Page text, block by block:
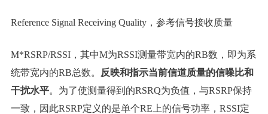
Reference Signal Receiving Quality，参考信号接收质量
M*RSRP/RSSI，其中M为RSSI测量带宽内的RB数，即为系
统带宽内的RB总数。
反映和指示当前信道质量的信噪比和
干扰水平。为了使测量得到的RSRQ为负值，与RSRP保持
一致，因此RSRP定义的是单个RE上的信号功率，RSSI定